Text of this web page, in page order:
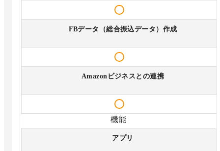
FBデータ（総合振込データ）作成
Amazonビジネスとの連携
機能
アプリ